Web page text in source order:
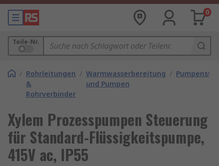
0
Teile-Nr.
/ Rohrleitungen
&
Rohrverbinder
/ Warmwasserbereitung
und Pumpen
/
Xylem Prozesspumpen Steuerung
für Standard-Flüssigkeitspumpe,
415V ac, IP55